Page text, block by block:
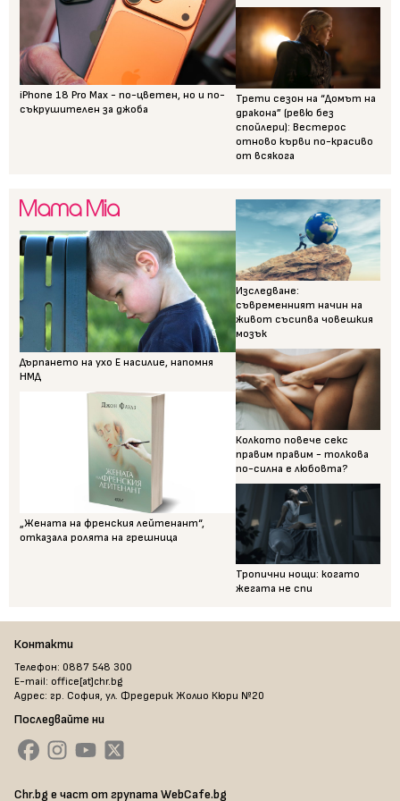
iPhone 18 Pro Max - по-цветен, но и по-
съкрушителен за джоба
Трети сезон на “Домът на
дракона” (ревю без
спойлери): Вестерос
отново кърви по-красиво
от всякога
Дърпането на ухо Е насилие, напомня
НМД
„Жената на френския лейтенант“,
отказала ролята на грешница
Изследване:
съвременният начин на
живот съсипва човешкия
мозък
Колкото повече секс
правим правим - толкова
по-силна е любовта?
Тропични нощи: когато
жегата не спи
Контакти
Телефон: 0887 548 300
E-mail: office[at]chr.bg
Адрес: гр. София, ул. Фредерик Жолио Кюри №20
Последвайте ни
Chr.bg е част от групата WebCafe.bg